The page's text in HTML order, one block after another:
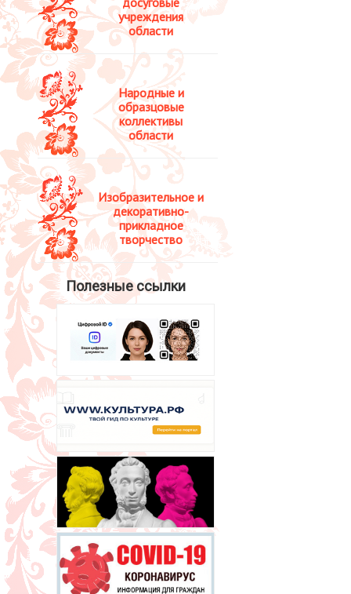
учреждения
области
Народные и
образцовые
коллективы
области
Изобразительное и
декоративно-
прикладное
творчество
Полезные ссылки